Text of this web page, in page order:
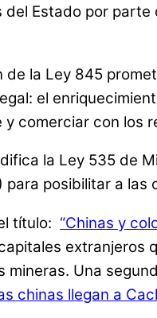
Estado por
de la Ley 845
el
comerciar con los
la Ley 535 de
para posibilitar a
título: “Chinas y
extranjeros
Una
chinas llegan a